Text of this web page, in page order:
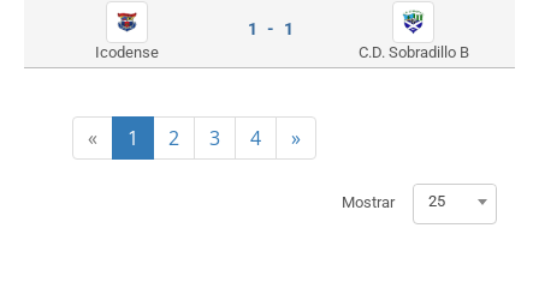
Icodense
1 - 1
C.D. Sobradillo B
« 1 2 3 4 »
Mostrar 25